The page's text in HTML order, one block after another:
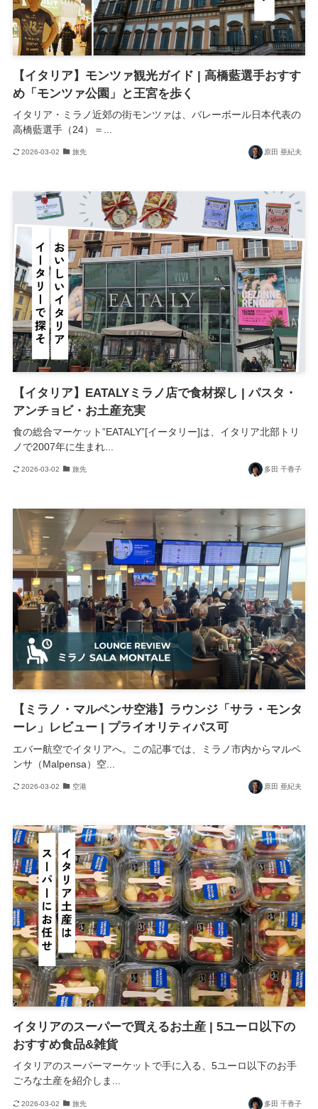
【イタリア】モンツァ観光ガイド | 高橋藍選手おすす
め「モンツァ公園」と王宮を歩く
イタリア・ミラノ近郊の街モンツァは、バレーボール日本代表の
高橋藍選手（24）＝...
2026-03-02 旅先 原田 亜紀夫
【イタリア】EATALYミラノ店で食材探し | パスタ・
アンチョビ・お土産充実
食の総合マーケット”EATALY”[イータリー]は、イタリア北部トリ
ノで2007年に生まれ...
2026-03-02 旅先 多田 千香子
【ミラノ・マルペンサ空港】ラウンジ「サラ・モンタ
ーレ」レビュー | プライオリティパス可
エバー航空でイタリアへ。この記事では、ミラノ市内からマルペ
ンサ（Malpensa）空...
2026-03-02 空港 原田 亜紀夫
イタリアのスーパーで買えるお土産 | 5ユーロ以下の
おすすめ食品&雑貨
イタリアのスーパーマーケットで手に入る、5ユーロ以下のお手
ごろな土産を紹介しま...
2026-03-02 旅先 多田 千香子